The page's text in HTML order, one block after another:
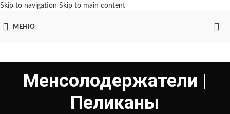
Skip to navigation Skip to main content
МЕНЮ
Менсолодержатели |
Пеликаны